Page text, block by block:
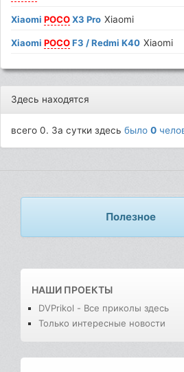
XiaomiPOCOX3 Pro Xiaomi
XiaomiPOCOF3 / Redmi K40 Xiaomi
Здесь находятся
всего 0. За сутки здесьбыло0
Полезное
НАШИ ПРОЕКТЫ
DVPrikol - Все приколы здесь
Только интересные новости